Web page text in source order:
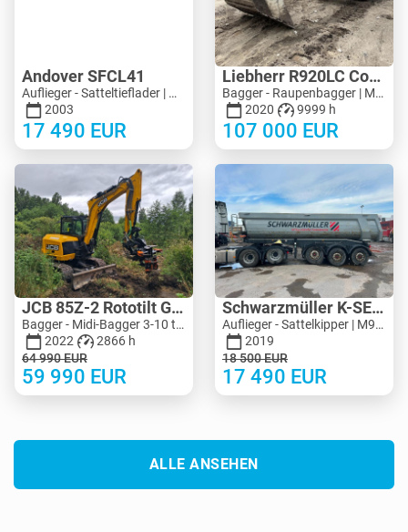
Andover SFCL41
Auflieger - Satteltieflader | M683-2225
2003
17 490 EUR
Liebherr R920LC Compact
Bagger - Raupenbagger | M704-8713 | KV704-8713
2020
9999 h
107 000 EUR
JCB 85Z-2 Rototilt Guilliotine
Bagger - Midi-Bagger 3-10 t | M455-4150 | MK455-4150
2022
2866 h
64 990EUR
59 990 EUR
Schwarzmüller K-SERIE 24M3 Extra Strong
Auflieger - Sattelkipper | M990-5125 | KV990-5125
2019
18 500EUR
17 490 EUR
ALLE ANSEHEN